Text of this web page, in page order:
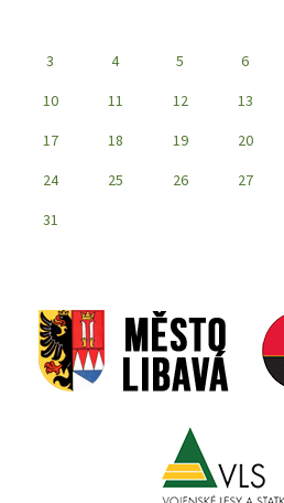
3
4 5 6
10
11 12 13
17
18 19 20
24
25 26 27
31